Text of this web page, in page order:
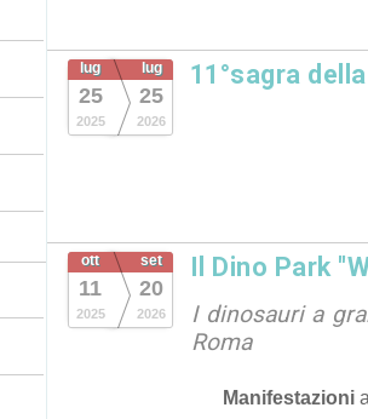
lug
25
2025
lug
25
2026
11°sagra
ott
11
2025
set
20
2026
Il Dino Park
I dinosauri a
Roma
Manifestazioni